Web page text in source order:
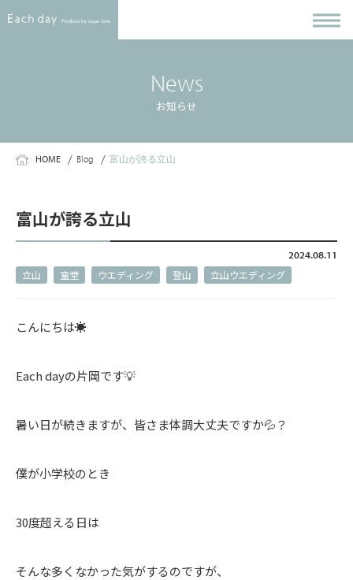
News
お知らせ
HOME Blog 富山が誇る立山
富山が誇る立山
2024.08.11
立山 室堂 ウエディング 登山 立山ウエディング
こんにちは☀️
Each dayの片岡です💡
暑い日が続きますが、皆さま体調大丈夫ですか💦？
僕が小学校のとき
30度超える日は
そんな多くなかった気がするのですが、